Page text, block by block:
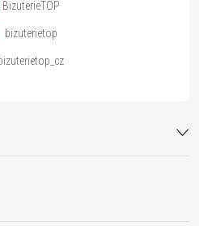
BizuterieTOP
bizuterietop